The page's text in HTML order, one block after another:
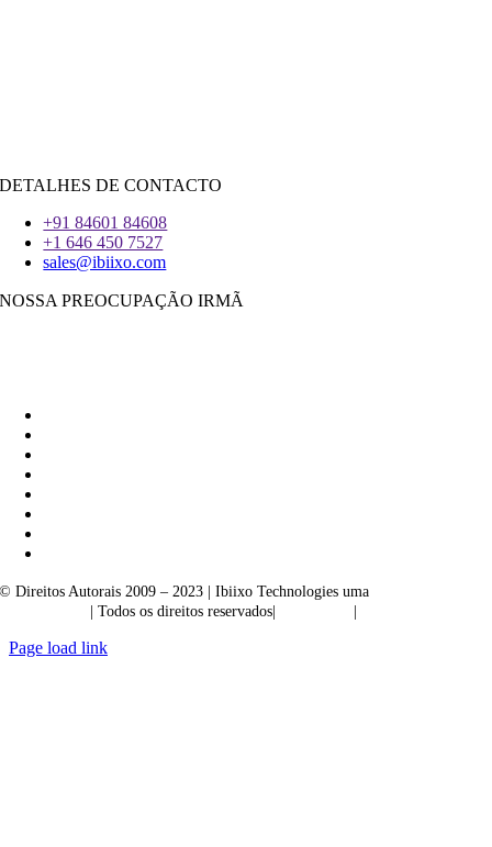
DETALHES DE CONTACTO
+91 84601 84608
+1 646 450 7527
sales@ibiixo.com
NOSSA PREOCUPAÇÃO IRMÃ
© Direitos Autorais 2009 – 2023 | Ibiixo Technologies uma
| Todos os direitos reservados| |
Page load link